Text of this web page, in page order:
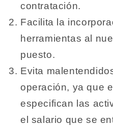
contratación.
Facilita la
herramientas al
puesto.
Evita
operación, ya que
especifican las
el salario que se